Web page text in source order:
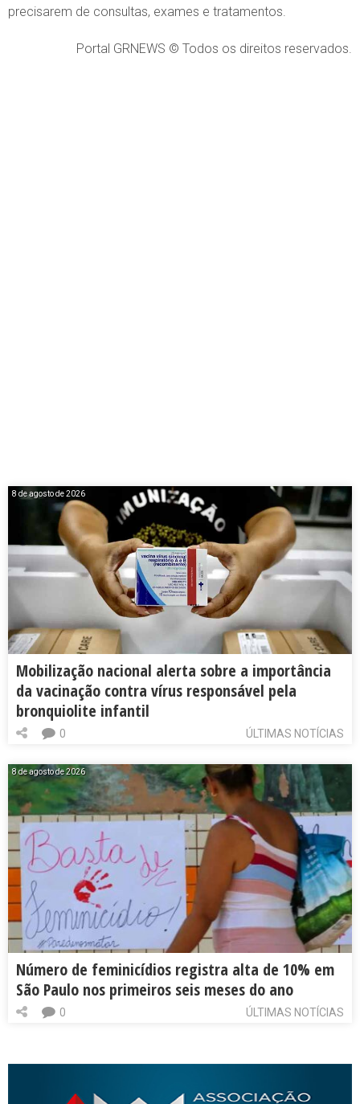
precisarem de consultas, exames e tratamentos.
Portal GRNEWS © Todos os direitos reservados.
8 de agosto de 2026
Mobilização nacional alerta sobre a importância
da vacinação contra vírus responsável pela
bronquiolite infantil
ÚLTIMAS NOTÍCIAS
0
8 de agosto de 2026
Número de feminicídios registra alta de 10% em
São Paulo nos primeiros seis meses do ano
ÚLTIMAS NOTÍCIAS
0